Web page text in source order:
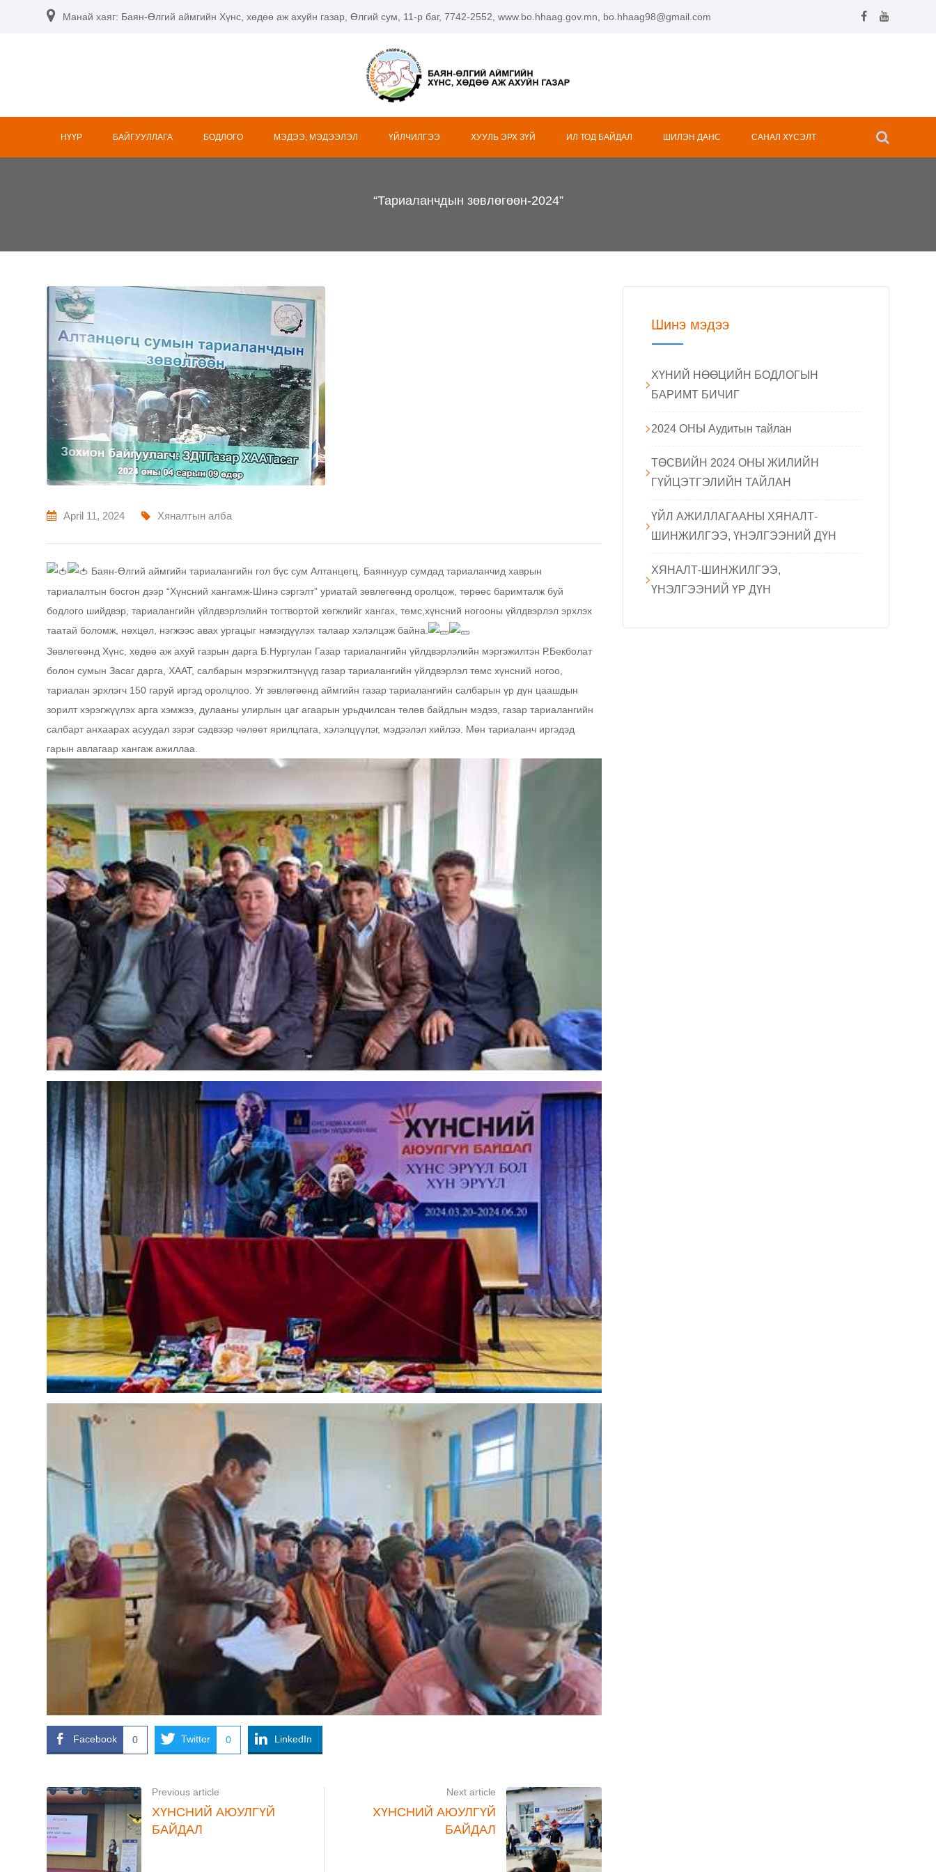
Манай хаяг: Баян-Өлгий аймгийн Хүнс, хөдөө аж ахуйн газар, Өлгий сум, 11-р баг, 7742-2552, www.bo.hhaag.gov.mn, bo.hhaag98@gmail.com
НҮҮР БАЙГУУЛЛАГА БОДЛОГО МЭДЭЭ, МЭДЭЭЛЭЛ ҮЙЛЧИЛГЭЭ ХУУЛЬ ЭРХ ЗҮЙ ИЛ ТОД БАЙДАЛ ШИЛЭН ДАНС САНАЛ ХҮСЭЛТ
“Тариаланчдын зөвлөгөөн-2024”
April 11, 2024 Хяналтын алба
Баян-Өлгий аймгийн тариалангийн гол бүс сум Алтанцөгц, Баяннуур сумдад тариаланчид хаврын
тариалалтын босгон дээр “Хүнсний хангамж-Шинэ сэргэлт” уриатай зөвлөгөөнд оролцож, төрөөс баримталж буй
бодлого шийдвэр, тариалангийн үйлдвэрлэлийн тогтвортой хөгжлийг хангах, төмс,хүнсний ногооны үйлдвэрлэл эрхлэх
таатай боломж, нөхцөл, нэгжээс авах ургацыг нэмэгдүүлэх талаар хэлэлцэж байна.
Зөвлөгөөнд Хүнс, хөдөө аж ахуй газрын дарга Б.Нургулан Газар тариалангийн үйлдвэрлэлийн мэргэжилтэн Р.Бекболат
болон сумын Засаг дарга, ХААТ, салбарын мэрэгжилтэнүүд газар тариалангийн үйлдвэрлэл төмс хүнсний ногоо,
тариалан эрхлэгч 150 гаруй иргэд оролцлоо. Уг зөвлөгөөнд аймгийн газар тариалангийн салбарын үр дүн цаашдын
зорилт хэрэгжүүлэх арга хэмжээ, дулааны улирлын цаг агаарын урьдчилсан төлөв байдлын мэдээ, газар тариалангийн
салбарт анхаарах асуудал зэрэг сэдвээр чөлөөт ярилцлага, хэлэлцүүлэг, мэдээлэл хийлээ. Мөн тариаланч иргэдэд
гарын авлагаар хангаж ажиллаа.
Facebook 0 Twitter 0 LinkedIn
Previous article
ХҮНСНИЙ АЮУЛГҮЙ
БАЙДАЛ
Next article
ХҮНСНИЙ АЮУЛГҮЙ
БАЙДАЛ
Шинэ мэдээ
ХҮНИЙ НӨӨЦИЙН БОДЛОГЫН
БАРИМТ БИЧИГ
2024 ОНЫ Аудитын тайлан
ТӨСВИЙН 2024 ОНЫ ЖИЛИЙН
ГҮЙЦЭТГЭЛИЙН ТАЙЛАН
ҮЙЛ АЖИЛЛАГААНЫ ХЯНАЛТ-
ШИНЖИЛГЭЭ, ҮНЭЛГЭЭНИЙ ДҮН
ХЯНАЛТ-ШИНЖИЛГЭЭ,
ҮНЭЛГЭЭНИЙ ҮР ДҮН